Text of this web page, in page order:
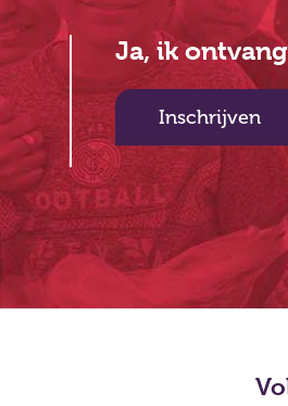
Ja, ik
Inschrijven